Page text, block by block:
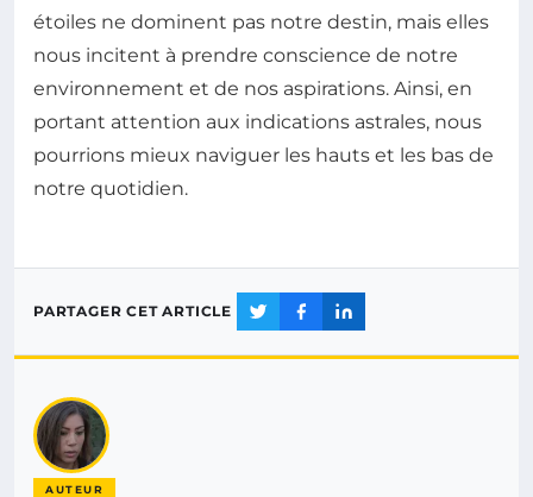
étoiles ne dominent pas notre destin, mais elles
nous incitent à prendre conscience de notre
environnement et de nos aspirations. Ainsi, en
portant attention aux indications astrales, nous
pourrions mieux naviguer les hauts et les bas de
notre quotidien.
PARTAGER CET ARTICLE
AUTEUR